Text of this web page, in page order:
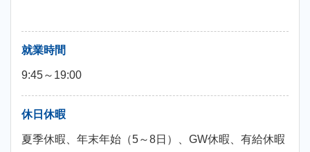
就業時間
9:45～19:00
休日休暇
夏季休暇、年末年始（5～8日）、GW休暇、有給休暇